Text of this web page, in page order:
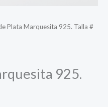
Plata Marquesita 925. Talla #
925.